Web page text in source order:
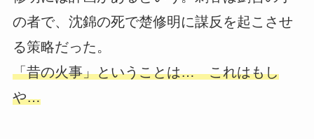
の者で、沈錦の死で楚修明に謀反を起こさせ
る策略だった。
「昔の火事」ということは… これはもし
や…